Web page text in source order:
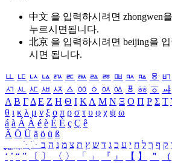
中文 을 입력하시려면 zhongwen
누르시면됩니다.
北京 을 입력하시려면 beijing을
시면 됩니다.
ㅥ ㅦ ㅧ ㅨ ㅩ ㅪ ㅫ ㅬ ㅭ ㅮ ㅯ ㅰ ㅱ ㅲ
ㅺ ㅻ ㅼ ㅽ ㅾ ㅿ ㆀ ㆁ ㆂ ㆃ ㆄ ㆅ ㆆ ㆇ
Α Β ΓΔ Ε Ζ Η Θ Ι ΚΛ Μ Ν Ξ Ο Π Ρ Σ Τ
θ ι κ λ μ ν ξ ο π ρ σ τ υ φ χ ψ ω
á à Á À é è É È ç Ç ê
Ä Ö Ü ä ö ü ß
ִֶֹ ֻּ ׁׂ ק ף ך ל ח י ע כ ג ד ש ץ ת צ מ נ ה ב
‘ ’ “ ” 〔 〕 〈 〉 「 」 『 』 【 】 ＂ （